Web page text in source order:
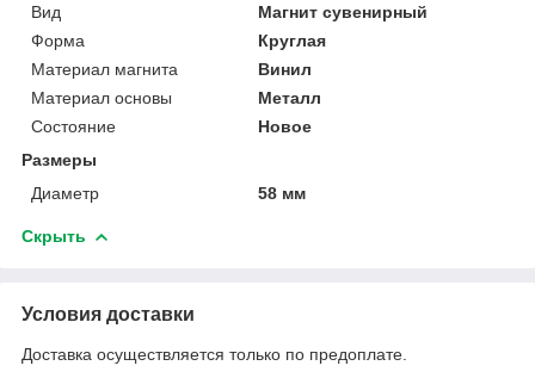
Вид
Магнит сувенирный
Форма
Круглая
Материал магнита
Винил
Материал основы
Металл
Состояние
Новое
Размеры
Диаметр
58 мм
Скрыть
Условия доставки
Доставка осуществляется только по предоплате.